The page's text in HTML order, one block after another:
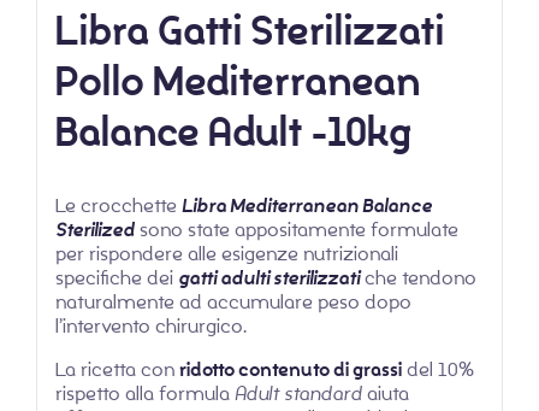
Libra Gatti Sterilizzati
Pollo Mediterranean
Balance Adult -10kg
Le crocchette Libra Mediterranean Balance
Sterilizedsono state appositamente formulate
per rispondere alle esigenze nutrizionali
specifiche dei gatti adulti sterilizzatiche tendono
naturalmente ad accumulare peso dopo
l’intervento chirurgico.
La ricetta conridotto contenuto di grassidel 10%
rispetto alla formulaAdult standardaiuta